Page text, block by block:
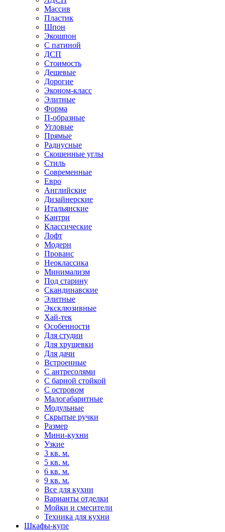
Массив
Пластик
Шпон
Экошпон
С патиной
ДСП
Стоимость
Дешевые
Дорогие
Эконом-класс
Элитные
Форма
П-образные
Угловые
Прямые
Радиусные
Скошенные углы
Стиль
Современные
Евро
Английские
Дизайнерские
Итальянские
Кантри
Классические
Лофт
Модерн
Прованс
Неоклассика
Минимализм
Под старину
Скандинавские
Элитные
Эксклюзивные
Хай-тек
Особенности
Для студии
Для хрущевки
Для дачи
Встроенные
С антресолями
С барной стойкой
С островом
Малогабаритные
Модульные
Скрытые ручки
Размер
Мини-кухни
Узкие
3 кв. м.
5 кв. м.
6 кв. м.
9 кв. м.
Все для кухни
Варианты отделки
Мойки и смесители
Техника для кухни
Шкафы-купе